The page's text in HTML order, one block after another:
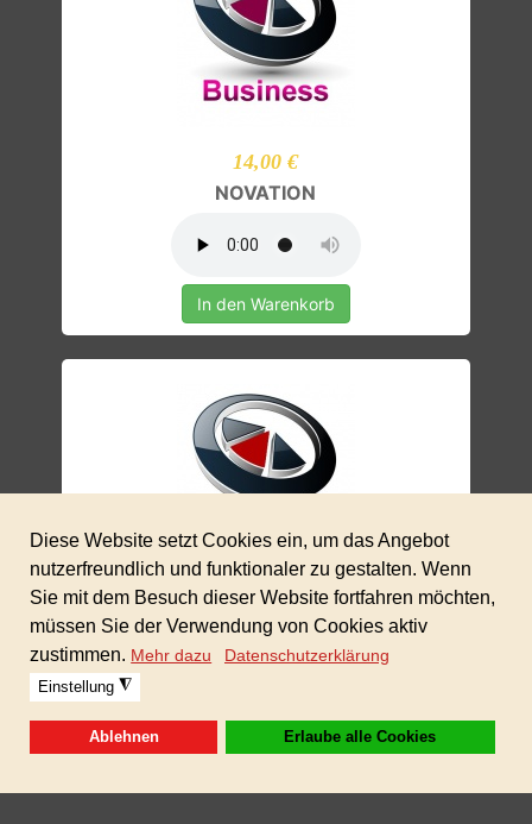
14,00 €
NOVATION
In den Warenkorb
12,00 €
MAGIC PLOPP
In den Warenkorb